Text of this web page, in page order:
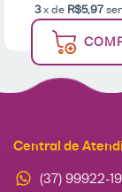
3x de R$5,97
Central de
(37) 99922-